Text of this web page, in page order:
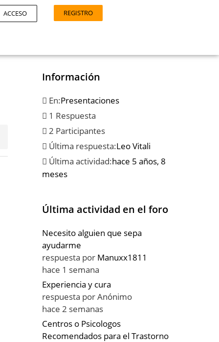
ACCESO REGISTRO
Información
En:Presentaciones
1 Respuesta
2 Participantes
Última respuesta:Leo Vitali
Última actividad:hace 5 años, 8
meses
Última actividad en el foro
Necesito alguien que sepa
ayudarme
respuesta por Manuxx1811
hace 1 semana
Experiencia y cura
respuesta porAnónimo
hace 2 semanas
Centros o Psicologos
Recomendados para el Trastorno